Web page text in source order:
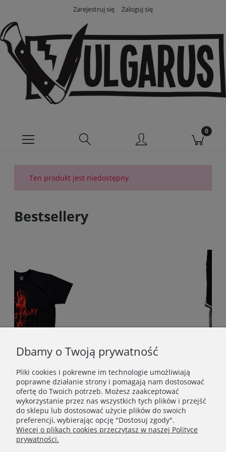
Zarejestruj się Zaloguj się
Ten produkt jest niedostępny.
Bestsellery
CZARNY
159,00 zł
Do koszyka
Dbamy o Twoją prywatność
Pliki cookies i pokrewne im technologie umożliwiają
poprawne działanie strony i pomagają nam dostosować
ofertę do Twoich potrzeb. Możesz zaakceptować
wykorzystanie przez nas wszystkich tych plików i przejść
do sklepu lub dostosować użycie plików do swoich
preferencji, wybierając opcję "Dostosuj zgody".
Więcej o plikach cookies przeczytasz w naszej Polityce
prywatności.